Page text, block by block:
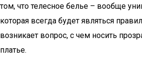
том, что телесное белье – вообще
которая всегда будет являться
возникает вопрос, с чем носить
платье.